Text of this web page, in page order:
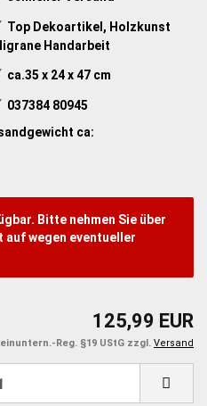
​Top Dekoartikel, Holzkunst
Handarbeit
​ ca.35 x 24 x 47 cm
​ 037384 80945
ca:
Bitte nehmen Sie über
auf wegen eventueller
125,99 EUR
Reg. §19 UStG zzgl. Versand